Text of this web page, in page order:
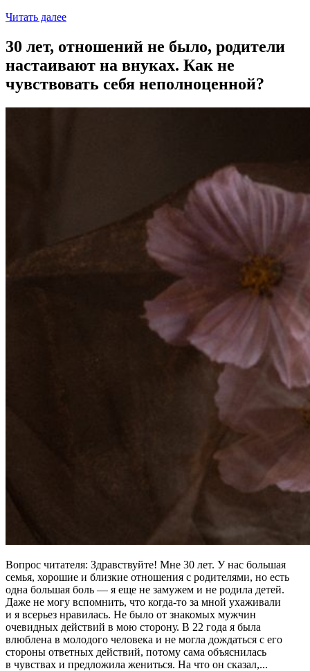
Читать далее
30 лет, отношений не было, родители
настаивают на внуках. Как не
чувствовать себя неполноценной?
Вопрос читателя: Здравствуйте! Мне 30 лет. У нас большая
семья, хорошие и близкие отношения с родителями, но есть
одна большая боль — я еще не замужем и не родила детей.
Даже не могу вспомнить, что когда-то за мной ухаживали
и я всерьез нравилась. Не было от знакомых мужчин
очевидных действий в мою сторону. В 22 года я была
влюблена в молодого человека и не могла дождаться с его
стороны ответных действий, потому сама объяснилась
в чувствах и предложила жениться. На что он сказал,...